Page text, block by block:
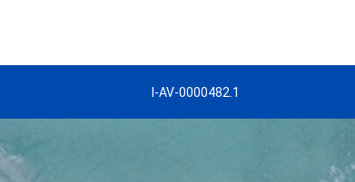
I-AV-0000482.1